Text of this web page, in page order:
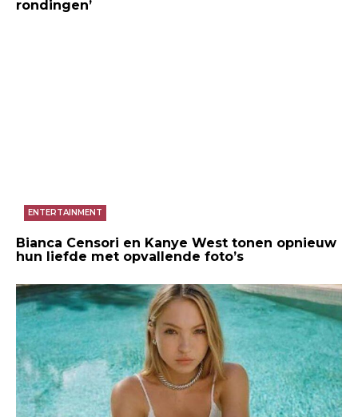
rondingen’
ENTERTAINMENT
Bianca Censori en Kanye West tonen opnieuw
hun liefde met opvallende foto’s